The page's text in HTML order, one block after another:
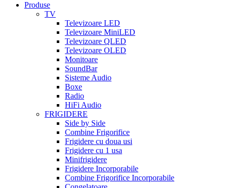
Produse
TV
Televizoare LED
Televizoare MiniLED
Televizoare QLED
Televizoare OLED
Monitoare
SoundBar
Sisteme Audio
Boxe
Radio
HiFi Audio
FRIGIDERE
Side by Side
Combine Frigorifice
Frigidere cu doua usi
Frigidere cu 1 usa
Minifrigidere
Frigidere Incorporabile
Combine Frigorifice Incorporabile